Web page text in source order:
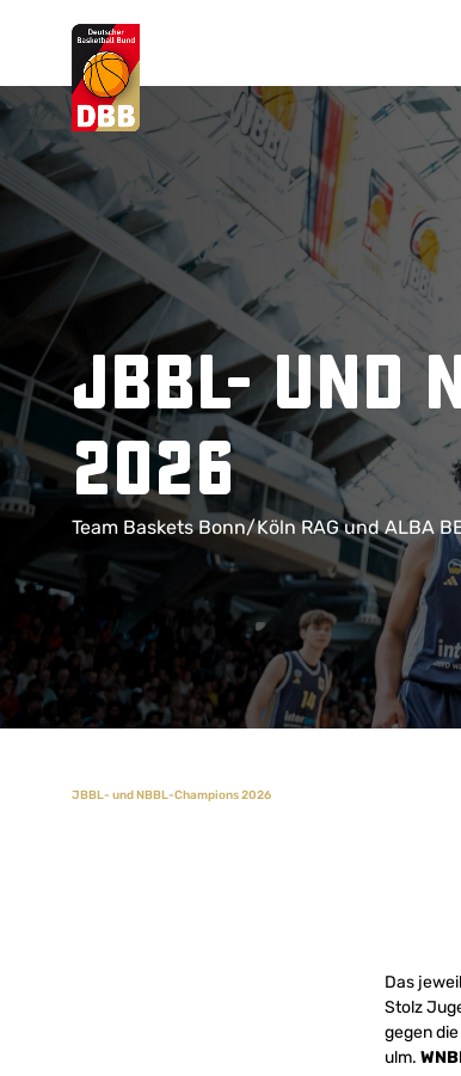
Suchvorschläge
Lorem Ipsum
Dolor Sit
Amet Valputo
JBBL- und
2026
Team Baskets Bonn/Köln RAG und ALBA
JBBL- und NBBL-Champions 2026
Das
Stolz
gegen
ulm.